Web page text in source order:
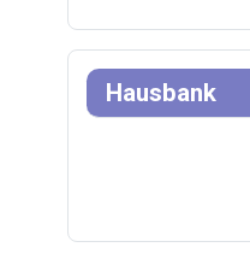
Hausbank